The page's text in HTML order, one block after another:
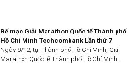
Bế mạc Giải Marathon Quốc tế Thành phố
Hồ Chí Minh Techcombank Lần thứ 7
Ngày 8/12, tại Thành phố Hồ Chí Minh, Giải
Marathon Quốc tế Thành phố Hồ Chí Minh